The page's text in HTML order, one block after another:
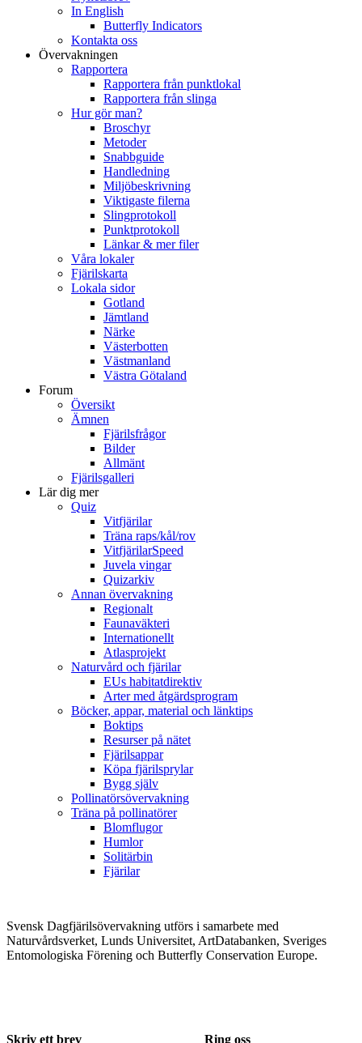
In English
Butterfly Indicators
Kontakta oss
Övervakningen
Rapportera
Rapportera från punktlokal
Rapportera från slinga
Hur gör man?
Broschyr
Metoder
Snabbguide
Handledning
Miljöbeskrivning
Viktigaste filerna
Slingprotokoll
Punktprotokoll
Länkar & mer filer
Våra lokaler
Fjärilskarta
Lokala sidor
Gotland
Jämtland
Närke
Västerbotten
Västmanland
Västra Götaland
Forum
Översikt
Ämnen
Fjärilsfrågor
Bilder
Allmänt
Fjärilsgalleri
Lär dig mer
Quiz
Vitfjärilar
Träna raps/kål/rov
VitfjärilarSpeed
Juvela vingar
Quizarkiv
Annan övervakning
Regionalt
Faunaväkteri
Internationellt
Atlasprojekt
Naturvård och fjärilar
EUs habitatdirektiv
Arter med åtgärdsprogram
Böcker, appar, material och länktips
Boktips
Resurser på nätet
Fjärilsappar
Köpa fjärilsprylar
Bygg själv
Pollinatörsövervakning
Träna på pollinatörer
Blomflugor
Humlor
Solitärbin
Fjärilar
Svensk Dagfjärilsövervakning utförs i samarbete med
Naturvårdsverket, Lunds Universitet, ArtDatabanken, Sveriges
Entomologiska Förening och Butterfly Conservation Europe.
Skriv ett brev Ring oss